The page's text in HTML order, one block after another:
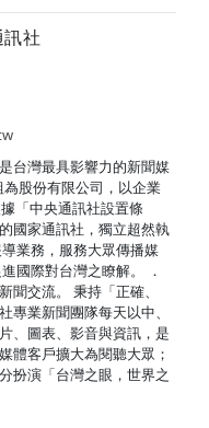
社
台灣最具影響力的新聞媒
股份有限公司，以企業
「中央通訊社設置條
國家通訊社，獨立超然執
業務，服務大眾傳播媒
國際對台灣之瞭解。 ．
聞交流。 秉持「正確、
專業新聞團隊每天以中、
、圖表、影音與資訊，是
體客戶擴大為閱聽大眾；
扮演「台灣之眼，世界之